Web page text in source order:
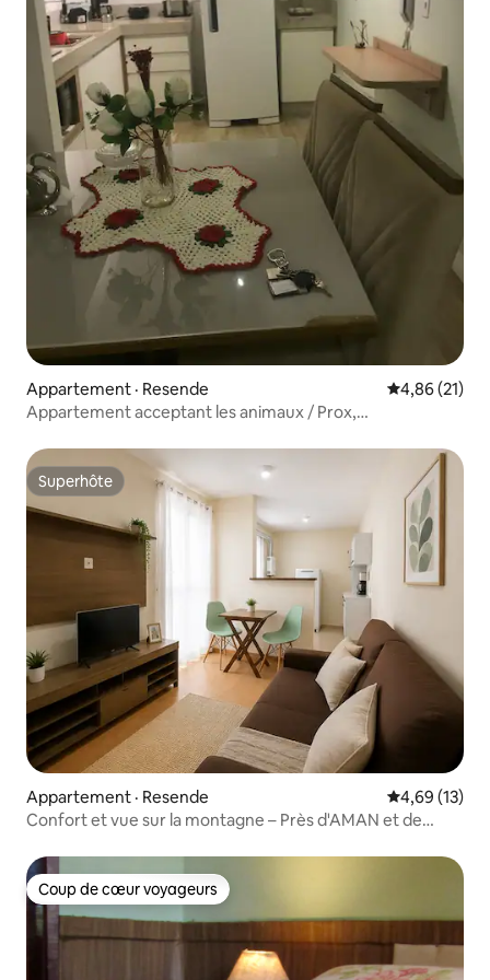
Appartement · Resende Note
4,86 (21)
Appartement acceptant les animaux / Prox,
Superhôte
Superhôte
Appartement · Resende Note
4,69 (13)
Confort et vue sur la montagne – Près d'AMAN et de
Coup de cœur voyageurs
Coup de cœur voyageurs